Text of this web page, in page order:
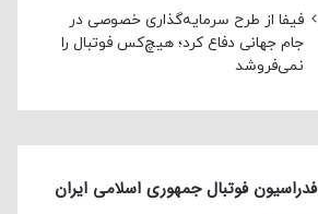
فیفا از طرح سرمایه‌گذاری خصوصی در
جام جهانی دفاع کرد؛ هیچ‌کس فوتبال را
نمی‌فروشد
فدراسیون فوتبال جمهوری اسلامی ایران